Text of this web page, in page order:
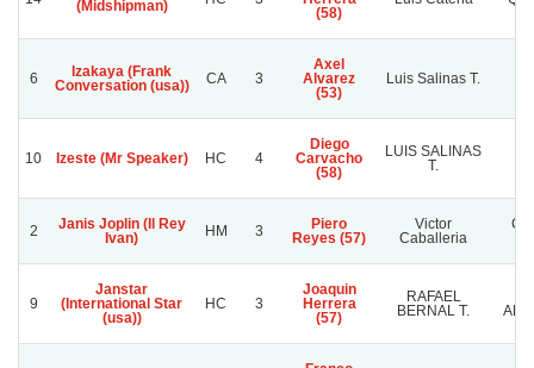
(Midshipman)
(58)
6
Izakaya (Frank
Conversation (usa))
CA 3
Axel
Alvarez
(53)
Luis Salinas T.
10 Izeste (Mr Speaker) HC 4
Diego
Carvacho
(58)
LUIS SALINAS
T.
2
Janis Joplin (Il Rey
Ivan)
HM 3
Piero
Reyes (57)
Victor
Caballeria
9
Janstar
(International Star
(usa))
HC 3
Joaquin
Herrera
(57)
RAFAEL
BERNAL T.